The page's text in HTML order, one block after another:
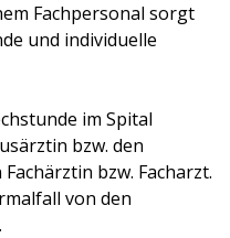
Fachpersonal sorgt
und individuelle
im Spital
bzw. den
bzw. Facharzt.
von den